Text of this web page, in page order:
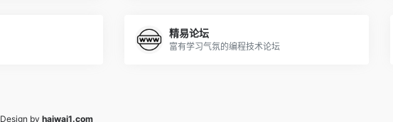
精易论坛
富有学习气氛的编程技术论坛
by haiwai1.com